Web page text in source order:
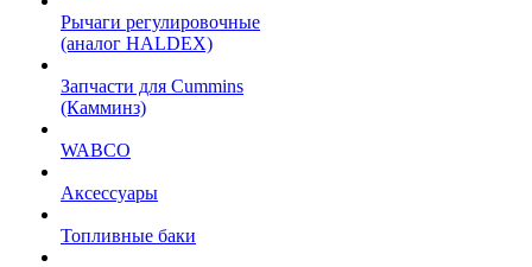
Рычаги регулировочные
(аналог HALDEX)
Запчасти для Cummins
(Камминз)
WABCO
Аксессуары
Топливные баки